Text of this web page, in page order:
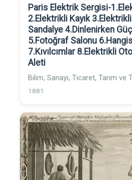
Paris Elektrik Sergisi-
2.Elektrikli Kayık
Sandalye 4.Dinlenirken
5.Fotoğraf Salonu
7.Kıvılcımlar 8.Elektrikli
Aleti
Bilim, Sanayi, Ticaret, Tarım ve
1881